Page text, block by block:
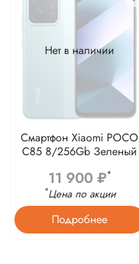
Нет в наличии
Смартфон Xiaomi POCO
C85 8/256Gb Зеленый
11 900 ₽*
*Цена по акции
Подробнее